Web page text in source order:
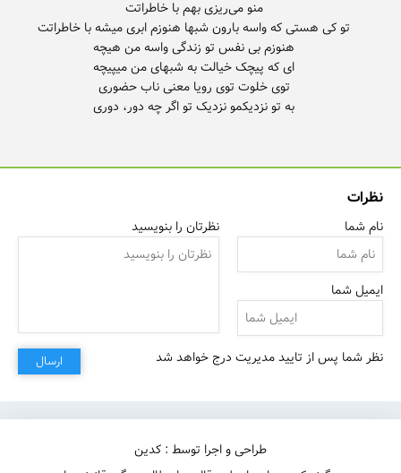
به تو نزدیکمو نزدیک تو اگر چه دور، دوری
نظرات
نام شما
ایمیل شما
نظرتان را بنویسید
نظر شما پس از تایید مدیریت درج خواهد شد ارسال
طراحی و اجرا توسط : کدین